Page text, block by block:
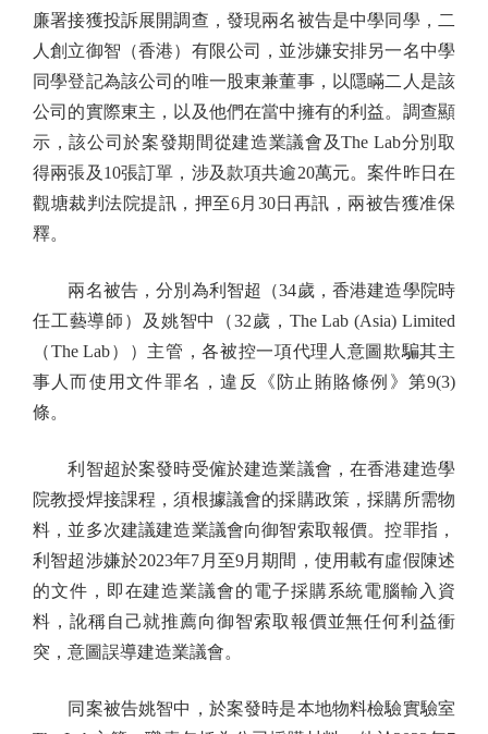
廉署接獲投訴展開調查，發現兩名被告是中學同學，二
人創立御智（香港）有限公司，並涉嫌安排另一名中學
同學登記為該公司的唯一股東兼董事，以隱瞞二人是該
公司的實際東主，以及他們在當中擁有的利益。調查顯
示，該公司於案發期間從建造業議會及The Lab分別取
得兩張及10張訂單，涉及款項共逾20萬元。案件昨日在
觀塘裁判法院提訊，押至6月30日再訊，兩被告獲准保
釋。
兩名被告，分別為利智超（34歲，香港建造學院時
任工藝導師）及姚智中（32歲，The Lab (Asia) Limited
（The Lab））主管，各被控一項代理人意圖欺騙其主
事人而使用文件罪名，違反《防止賄賂條例》第9(3)
條。
利智超於案發時受僱於建造業議會，在香港建造學
院教授焊接課程，須根據議會的採購政策，採購所需物
料，並多次建議建造業議會向御智索取報價。控罪指，
利智超涉嫌於2023年7月至9月期間，使用載有虛假陳述
的文件，即在建造業議會的電子採購系統電腦輸入資
料，訛稱自己就推薦向御智索取報價並無任何利益衝
突，意圖誤導建造業議會。
同案被告姚智中，於案發時是本地物料檢驗實驗室